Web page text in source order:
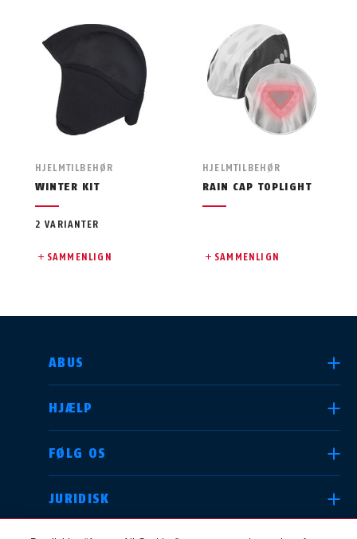
HJELMTILBEHØR
WINTER KIT
2 VARIANTER
SAMMENLIGN
HJELMTILBEHØR
RAIN CAP TOPLIGHT
SAMMENLIGN
ABUS
HJÆLP
FØLG OS
JURIDISK
VÆLG DIT LAND
Deutschland